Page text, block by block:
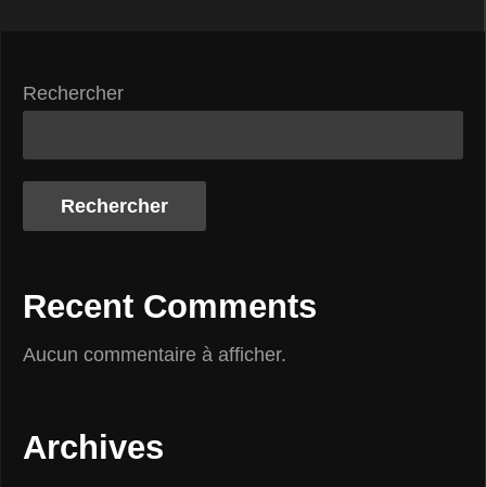
Rechercher
Rechercher
Recent Comments
Aucun commentaire à afficher.
Archives